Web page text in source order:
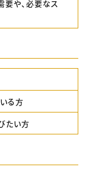
要や、必要なス
る方
たい方